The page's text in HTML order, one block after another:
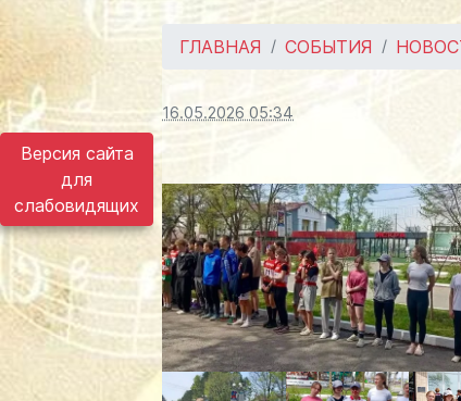
Версия сайта
для
слабовидящих
ГЛАВНАЯ СОБЫТИЯ
16.05.2026 05:34